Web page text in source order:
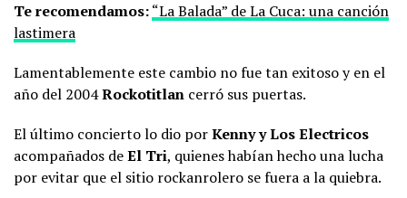
Te recomendamos:“La Balada” de La Cuca: una canción
lastimera
Lamentablemente este cambio no fue tan exitoso y en el
año del 2004Rockotitlan cerró sus puertas.
El último concierto lo dio porKenny y Los Electricos
acompañados deEl Tri, quienes habían hecho una lucha
por evitar que el sitio rockanrolero se fuera a la quiebra.